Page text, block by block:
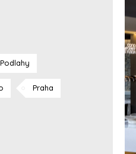
Podlahy
Praha